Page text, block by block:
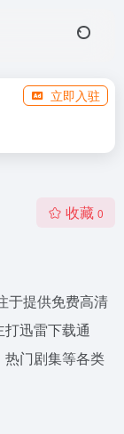
立即入驻
收藏 0
于提供免费高清
迅雷下载通
门剧集等各类